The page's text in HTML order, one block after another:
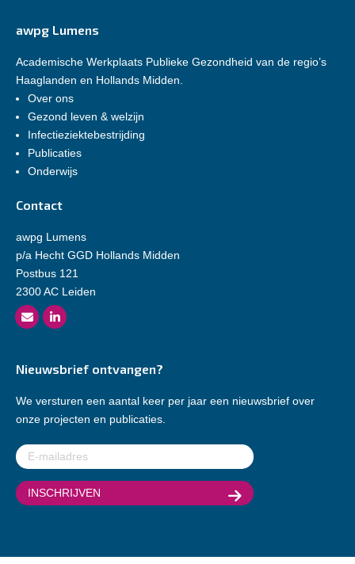
awpg Lumens
Academische Werkplaats Publieke Gezondheid van de regio’s
Haaglanden en Hollands Midden.
Over ons
Gezond leven & welzijn
Infectieziektebestrijding
Publicaties
Onderwijs
Contact
awpg Lumens
p/a Hecht GGD Hollands Midden
Postbus 121
2300 AC Leiden
Nieuwsbrief ontvangen?
We versturen een aantal keer per jaar een nieuwsbrief over
onze projecten en publicaties.
E-
mailadres(Vereist)